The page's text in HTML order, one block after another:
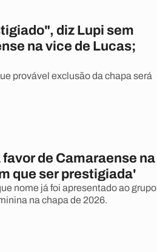
diz Lupi sem
na vice de Lucas;
provável exclusão da chapa será
de Camaraense na
que ser prestigiada'
nome já foi apresentado ao grupo
na chapa de 2026.